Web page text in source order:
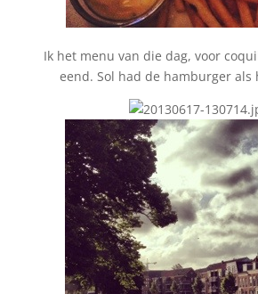
Ik het menu van die dag, voor
eend. Sol had de hamburger als